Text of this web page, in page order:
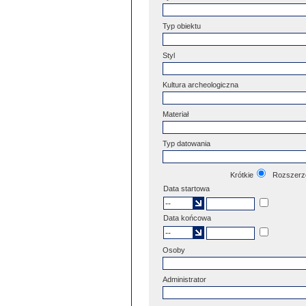
Typ obiektu
Styl
Kultura archeologiczna
Materiał
Typ datowania
Krótkie
Data startowa
Data końcowa
Osoby
Administrator